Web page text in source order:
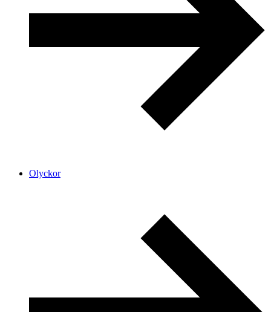
Olyckor